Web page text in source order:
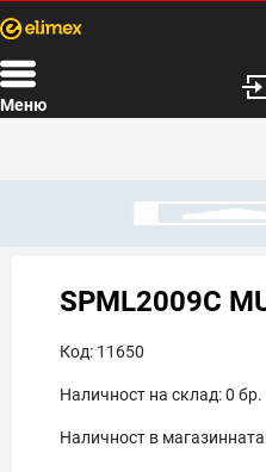
Меню
SPML2009C
Код: 11650
Наличност на склад:0 бр.
Наличност в магазинната